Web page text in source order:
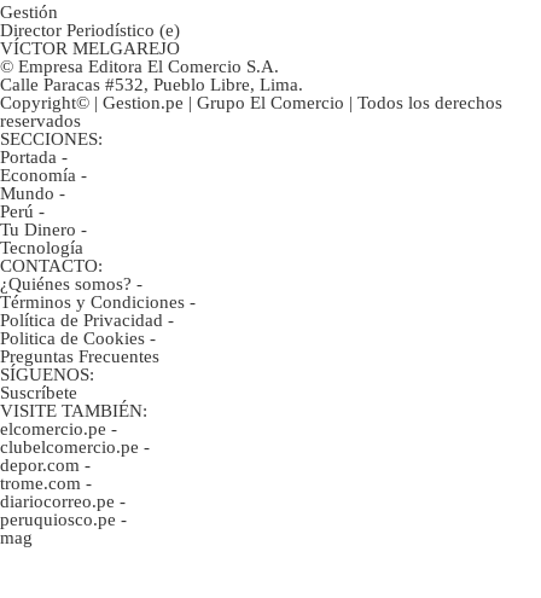
Gestión
Director Periodístico (e)
VÍCTOR MELGAREJO
© Empresa Editora El Comercio S.A.
Calle Paracas #532, Pueblo Libre, Lima.
Copyright© | Gestion.pe | Grupo El Comercio | Todos los derechos
reservados
SECCIONES:
Portada -
Economía -
Mundo -
Perú -
Tu Dinero -
Tecnología
CONTACTO:
¿Quiénes somos? -
Términos y Condiciones -
Política de Privacidad -
Politica de Cookies -
Preguntas Frecuentes
SÍGUENOS:
Suscríbete
VISITE TAMBIÉN:
elcomercio.pe -
clubelcomercio.pe -
depor.com -
trome.com -
diariocorreo.pe -
peruquiosco.pe -
mag